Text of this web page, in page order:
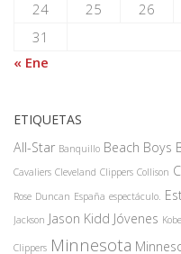
24
25 26
31
« Ene
ETIQUETAS
All-Star Banquillo Beach Boys
Cavaliers Cleveland Clippers Collison
Rose Duncan España espectáculo.
Jackson Jason Kidd Jóvenes
Clippers Minnesota